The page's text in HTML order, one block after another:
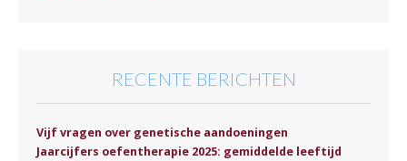
RECENTE BERICHTEN
Vijf vragen over genetische aandoeningen
Jaarcijfers oefentherapie 2025: gemiddelde leeftijd